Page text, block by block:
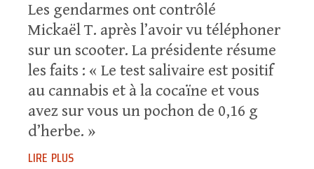
Les gendarmes ont contrôlé
Mickaël T. après l’avoir vu téléphoner
sur un scooter. La présidente résume
les faits : « Le test salivaire est positif
au cannabis et à la cocaïne et vous
avez sur vous un pochon de 0,16 g
d’herbe. »
lire plus